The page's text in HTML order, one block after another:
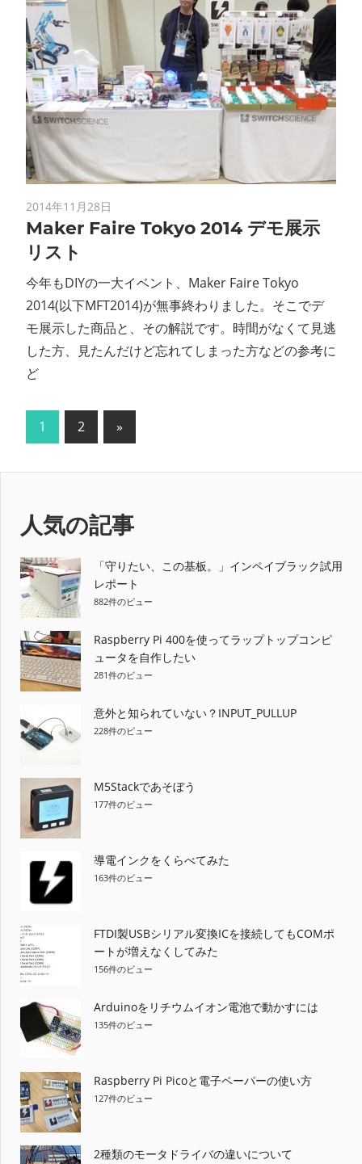
2014年11月28日
Maker Faire Tokyo 2014 デモ展示
リスト
今年もDIYの一大イベント、Maker Faire Tokyo
2014(以下MFT2014)が無事終わりました。そこでデ
モ展示した商品と、その解説です。時間がなくて見逃
した方、見たんだけど忘れてしまった方などの参考に
ど
投
ペ
ー
ジ
送
り
1 2
次
の
記
»
人気の記事
「守りたい、この基板。」インペイブラック試用
レポート
882件のビュー
Raspberry Pi 400を使ってラップトップコンピ
ュータを自作したい
281件のビュー
意外と知られていない？INPUT_PULLUP
228件のビュー
M5Stackであそぼう
177件のビュー
導電インクをくらべてみた
163件のビュー
FTDI製USBシリアル変換ICを接続してもCOMポ
ートが増えなくしてみた
156件のビュー
Arduinoをリチウムイオン電池で動かすには
135件のビュー
Raspberry Pi Picoと電子ペーパーの使い方
127件のビュー
2種類のモータドライバの違いについて